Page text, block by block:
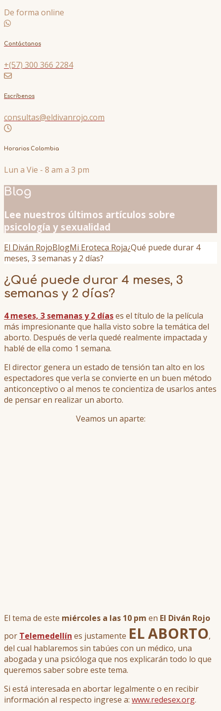
De forma online
Contáctanos
+(57) 300 366 2284
Escríbenos
consultas@eldivanrojo.com
Horarios Colombia
Lun a Vie - 8 am a 3 pm
Blog
Lee nuestros últimos artículos sobre
psicología y sexualidad
El Diván RojoBlogMi Eroteca Roja¿Qué puede durar 4
meses, 3 semanas y 2 días?
¿Qué puede durar 4 meses, 3
semanas y 2 días?
4 meses, 3 semanas y 2 díases el título de la película
más impresionante que halla visto sobre la temática del
aborto. Después de verla quedé realmente impactada y
hablé de ella como 1 semana.
El director genera un estado de tensión tan alto en los
espectadores que verla se convierte en un buen método
anticonceptivo o al menos te concientiza de usarlos antes
de pensar en realizar un aborto.
Veamos un aparte:
El tema de este miércoles a las 10 pm en El Diván Rojo
por Telemedellín es justamente EL ABORTO,
del cual hablaremos sin tabúes con un médico, una
abogada y una psicóloga que nos explicarán todo lo que
queremos saber sobre este tema.
Si está interesada en abortar legalmente o en recibir
información al respecto ingrese a: www.redesex.org.